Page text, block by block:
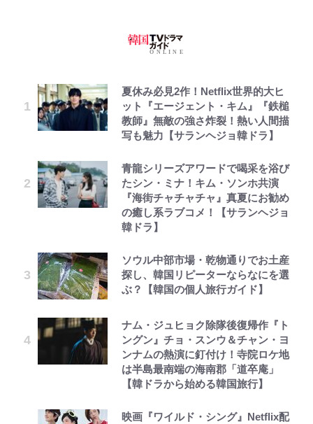
夏休み必見2作！Netflix世界的大ヒ
ット『エージェント・キム』『鉄槌
教師』無敵の強さ炸裂！熱い人間描
写も魅力【サランヘジョ韓ドラ】
青龍シリーズアワードで喝采を浴び
たシン・ミナ！キム・ソンホ共演
『海街チャチャチャ』真夏にお勧め
の癒し系ラブコメ！【サランヘジョ
韓ドラ】
ソウル中部市場・乾物通りでお土産
探し、韓国リピーターならなにを選
ぶ？【韓国の個人旅行ガイド】
ナム・ジュヒョク除隊後復帰作『ト
ングン』チョ・スンウ＆チャン・ヨ
ンナムの熱演に釘付け！寺院ロケ地
は半島最南端の海南郡「道卒庵」
【韓ドラから始める韓国旅行】
映画『ワイルド・シング』Netflix配